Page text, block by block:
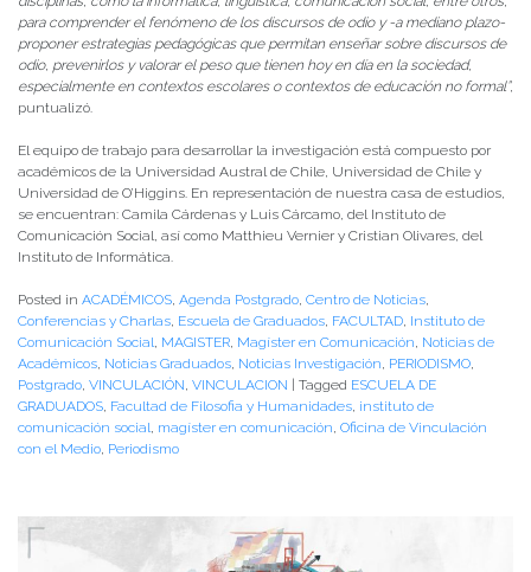
para comprender el fenómeno de los discursos de odio y -a mediano plazo-
proponer estrategias pedagógicas que permitan enseñar sobre discursos de
odio, prevenirlos y valorar el peso que tienen hoy en día en la sociedad,
especialmente en contextos escolares o contextos de educación no formal”,
puntualizó.
El equipo de trabajo para desarrollar la investigación está compuesto por
académicos de la Universidad Austral de Chile, Universidad de Chile y
Universidad de O’Higgins. En representación de nuestra casa de estudios,
se encuentran: Camila Cárdenas y Luis Cárcamo, del Instituto de
Comunicación Social, así como Matthieu Vernier y Cristian Olivares, del
Instituto de Informática.
Posted in ACADÉMICOS, Agenda Postgrado, Centro de Noticias,
Conferencias y Charlas, Escuela de Graduados, FACULTAD, Instituto de
Comunicación Social, MAGISTER, Magíster en Comunicación, Noticias de
Académicos, Noticias Graduados, Noticias Investigación, PERIODISMO,
Postgrado, VINCULACIÓN, VINCULACION | Tagged ESCUELA DE
GRADUADOS, Facultad de Filosofia y Humanidades, instituto de
comunicación social, magíster en comunicación, Oficina de Vinculación
con el Medio, Periodismo